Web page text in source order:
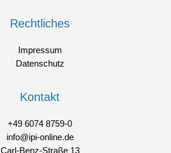
Rechtliches
Impressum
Datenschutz
Kontakt
+49 6074 8759-0
info@ipi-online.de
Carl-Benz-Straße 13